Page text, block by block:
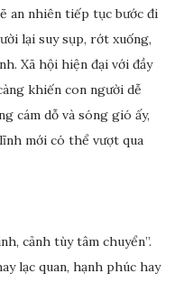
an nhiên tiếp tục bước đi
lại suy sụp, rớt xuống,
Xã hội hiện đại với đầy
khiến con người dễ
cám dỗ và sóng gió ấy,
mới có thể vượt qua
cảnh tùy tâm chuyển”.
lạc quan, hạnh phúc hay